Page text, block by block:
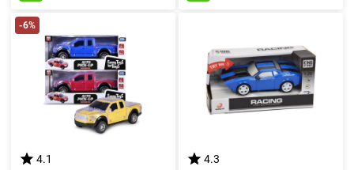
-6%
4.1 4.3